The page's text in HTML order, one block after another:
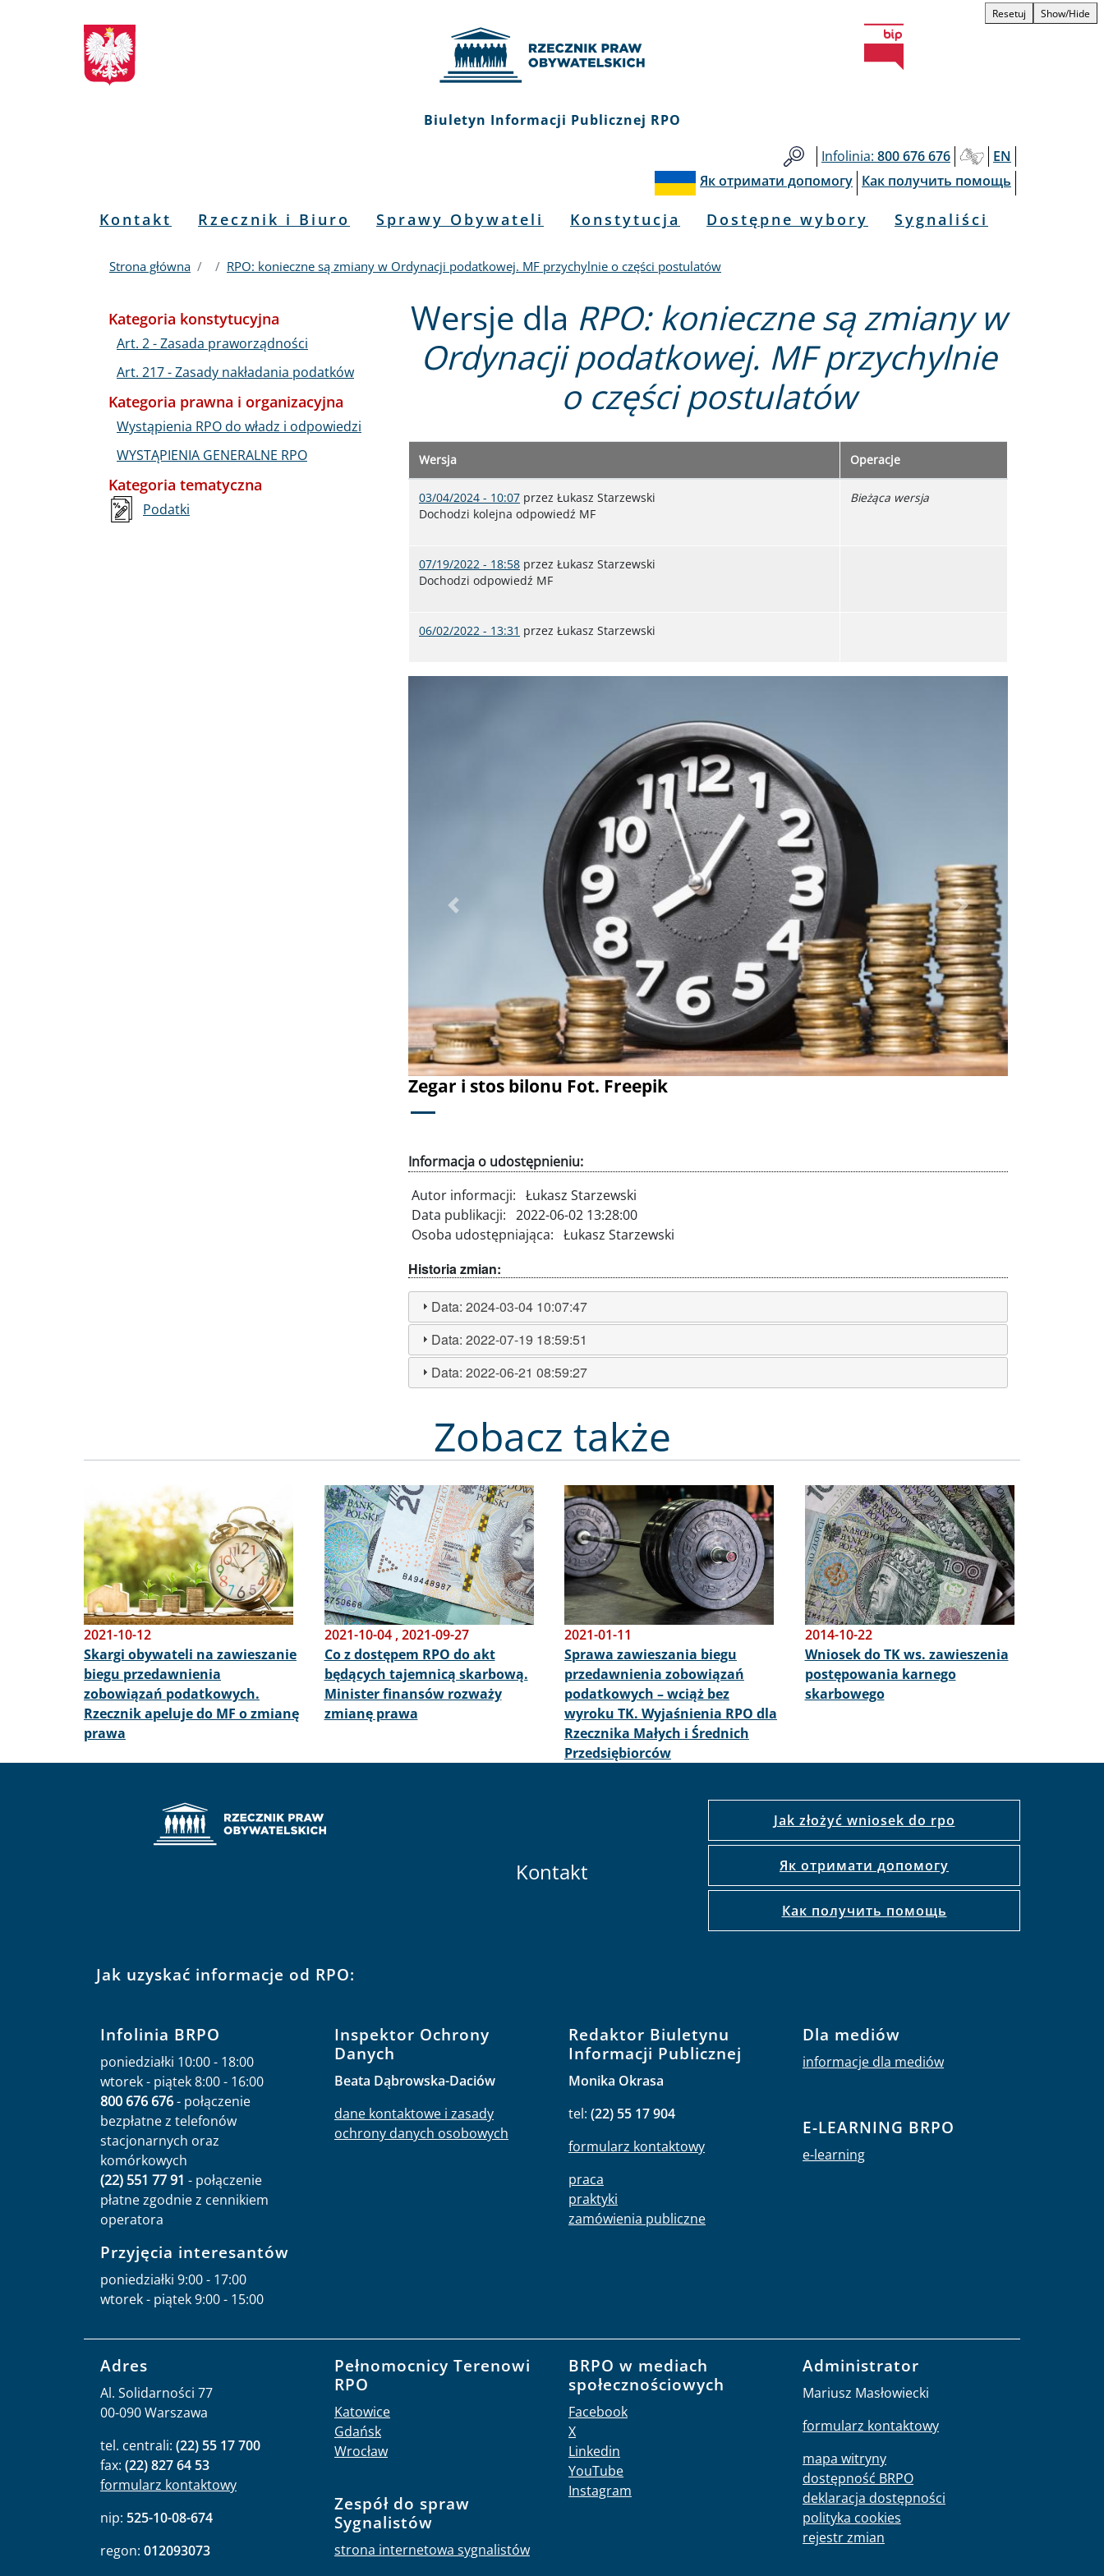
Biuletyn
Informacji
Publicznej
Resetuj Show/Hide
Biuletyn Informacji Publicznej RPO
Infolinia: 800 676 676
EN
Як отримати допомогу Как получить помощь
Menu
Kontakt Rzecznik i Biuro Sprawy Obywateli Konstytucja Dostępne wybory Sygnaliści
Strona główna RPO: konieczne są zmiany w Ordynacji podatkowej. MF przychylnie o części postulatów
Wersje dla RPO: konieczne są zmiany w
Ordynacji podatkowej. MF przychylnie
o części postulatów
Wersja Operacje
03/04/2024 - 10:07 przez Łukasz Starzewski
Dochodzi kolejna odpowiedź MF
Bieżąca wersja
07/19/2022 - 18:58 przez Łukasz Starzewski
Dochodzi odpowiedź MF
06/02/2022 - 13:31 przez Łukasz Starzewski
Zegar i stos bilonu Fot. Freepik
Poprzednie Dalej
Informacja o udostępnieniu:
Autor informacji: Łukasz Starzewski
Data publikacji: 2022-06-02 13:28:00
Osoba udostępniająca: Łukasz Starzewski
Historia zmian:
Data:2024-03-04 10:07:47
Data:2022-07-19 18:59:51
Data:2022-06-21 08:59:27
Kategoria konstytucyjna
Art. 2 - Zasada praworządności
Art. 217 - Zasady nakładania podatków
Kategoria prawna i organizacyjna
Wystąpienia RPO do władz i odpowiedzi
WYSTĄPIENIA GENERALNE RPO
Kategoria tematyczna
Podatki
Zobacz także
2021-10-12
Skargi obywateli na zawieszanie
biegu przedawnienia
zobowiązań podatkowych.
Rzecznik apeluje do MF o zmianę
prawa
Obraz
2021-10-04,2021-09-27
Co z dostępem RPO do akt
będących tajemnicą skarbową.
Minister finansów rozważy
zmianę prawa
Obraz
2021-01-11
Sprawa zawieszania biegu
przedawnienia zobowiązań
podatkowych – wciąż bez
wyroku TK. Wyjaśnienia RPO dla
Rzecznika Małych i Średnich
Przedsiębiorców
Obraz
2014-10-22
Wniosek do TK ws. zawieszenia
postępowania karnego
skarbowego
Kontakt
Jak złożyć wniosek do rpo
Як отримати допомогу
Как получить помощь
Jak uzyskać informacje od RPO:
Infolinia BRPO
poniedziałki 10:00 - 18:00
wtorek - piątek 8:00 - 16:00
800 676 676- połączenie
bezpłatne z telefonów
stacjonarnych oraz
komórkowych
(22) 551 77 91 - połączenie
płatne zgodnie z cennikiem
operatora
Przyjęcia interesantów
poniedziałki 9:00 - 17:00
wtorek - piątek 9:00 - 15:00
Inspektor Ochrony
Danych
Beata Dąbrowska-Daciów
dane kontaktowe i zasady
ochrony danych osobowych
Redaktor Biuletynu
Informacji Publicznej
Monika Okrasa
tel: (22) 55 17 904
formularz kontaktowy
praca
praktyki
zamówienia publiczne
Dla mediów
informacje dla mediów
E-LEARNING BRPO
e-learning
Adres
Al. Solidarności 77
00-090 Warszawa
tel. centrali: (22) 55 17 700
fax: (22) 827 64 53
formularz kontaktowy
nip: 525-10-08-674
regon: 012093073
Pełnomocnicy Terenowi
RPO
Katowice
Gdańsk
Wrocław
Zespół do spraw
Sygnalistów
strona internetowa sygnalistów
BRPO w mediach
społecznościowych
Facebook
X
Linkedin
YouTube
Instagram
Administrator
Mariusz Masłowiecki
formularz kontaktowy
mapa witryny
dostępność BRPO
deklaracja dostępności
polityka cookies
rejestr zmian